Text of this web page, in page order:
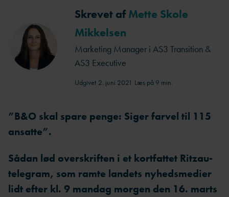
Skrevet af Mette Skole
Mikkelsen
Marketing Manager i AS3 Transition &
AS3 Executive
Udgivet 2. juni 2021 Læs på 9 min.
”B&O skal spare penge: Siger farvel til 115
ansatte”.
Sådan lød overskriften i et kortfattet Ritzau-
telegram, som ramte landets nyhedsmedier
lidt efter kl. 9 mandag morgen den 16. marts